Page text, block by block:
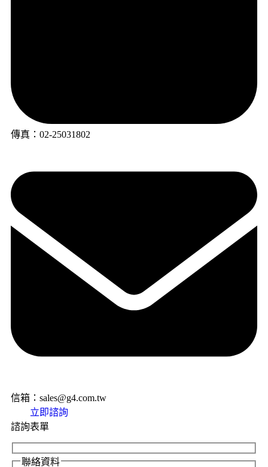
傳真：02-25031802
信箱：sales@g4.com.tw
立即諮詢
諮詢表單
聯絡資料